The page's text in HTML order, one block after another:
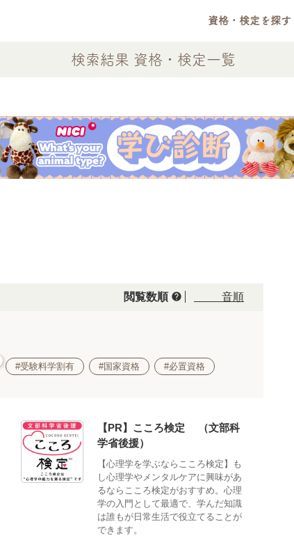
資格・検定を探す
検索結果 資格・検定一覧
閲覧数順 help 50音順
#受験料学割有 #国家資格 #必置資格
【PR】こころ検定®（文部科
学省後援）
【心理学を学ぶならこころ検定】も
し心理学やメンタルケアに興味があ
るならこころ検定がおすすめ。心理
学の入門として最適で、学んだ知識
は誰もが日常生活で役立てることが
できます。